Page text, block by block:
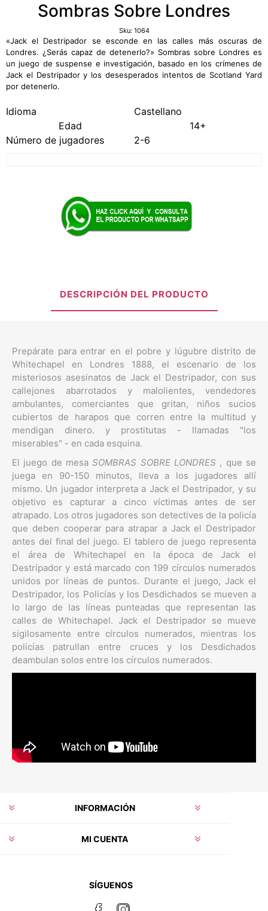
Sombras Sobre Londres
Sku: 1064
«Jack el Destripador se esconde en las calles más oscuras de
Londres. ¿Serás capaz de detenerlo?» Sombras sobre Londres es
un juego de suspense e investigación, basado en los crímenes de
Jack el Destripador y los desesperados intentos de Scotland Yard
por detenerlo.
Idioma
Castellano
Edad
14+
Número de jugadores
2-6
DESCRIPCIÓN DEL PRODUCTO
Prepárate para entrar en el pobre y lúgubre distrito de
Whitechapel en Londres 1888, el escenario de los
misteriosos asesinatos de Jack el Destripador, con sus
callejones abarrotados y malolientes, vendedores
ambulantes, comerciantes que gritan, niños sucios
cubiertos de harapos que corren entre la multitud y
mendigan dinero. y prostitutas - llamadas "los
miserables" - en cada esquina.
El juego de mesaSOMBRAS SOBRE LONDRES , que se
juega en 90-150 minutos, lleva a los jugadores allí
mismo. Un jugador interpreta a Jack el Destripador, y su
objetivo es capturar a cinco víctimas antes de ser
atrapado. Los otros jugadores son detectives de la policía
que deben cooperar para atrapar a Jack el Destripador
antes del final del juego. El tablero de juego representa
el área de Whitechapel en la época de Jack el
Destripador y está marcado con 199 círculos numerados
unidos por líneas de puntos. Durante el juego, Jack el
Destripador, los Policías y los Desdichados se mueven a
lo largo de las líneas punteadas que representan las
calles de Whitechapel. Jack el Destripador se mueve
sigilosamente entre círculos numerados, mientras los
policías patrullan entre cruces y los Desdichados
deambulan solos entre los círculos numerados.
INFORMACIÓN
MI CUENTA
SÍGUENOS